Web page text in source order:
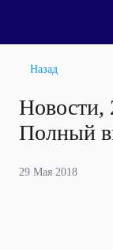
Назад
Новости,
Полный
29 Мая 2018